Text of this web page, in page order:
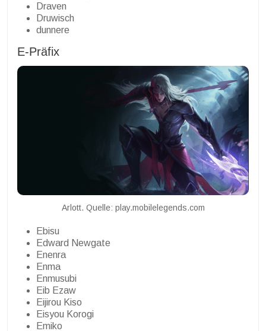
Draven
Druwisch
dunnere
E-Präfix
Arlott. Quelle: play.mobilelegends.com
Ebisu
Edward Newgate
Enenra
Enma
Enmusubi
Eib Ezaw
Eijirou Kiso
Eisyou Korogi
Emiko